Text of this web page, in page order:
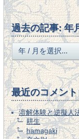
過去の記事: 年
最近のコメント
溶解体験と逆擬人
耕生
hamagaki